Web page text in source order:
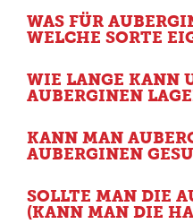
WAS FÜR
WELCHE SORTE
WIE LANGE KANN
AUBERGINEN
KANN MAN
AUBERGINEN
SOLLTE MAN DIE
(KANN MAN DIE